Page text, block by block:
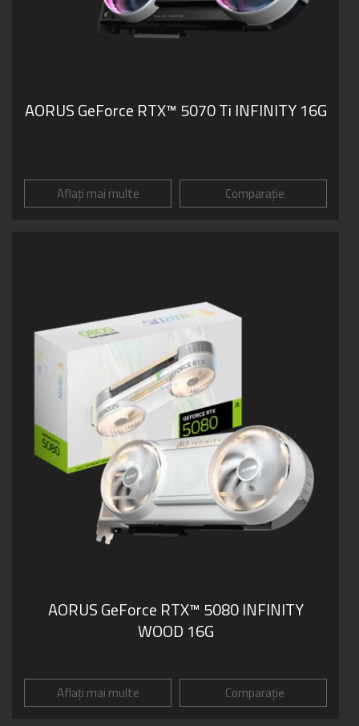
AORUS GeForce RTX™ 5070 Ti INFINITY 16G
Aflați mai multe Comparație
AORUS GeForce RTX™ 5080 INFINITY
WOOD 16G
Aflați mai multe Comparație